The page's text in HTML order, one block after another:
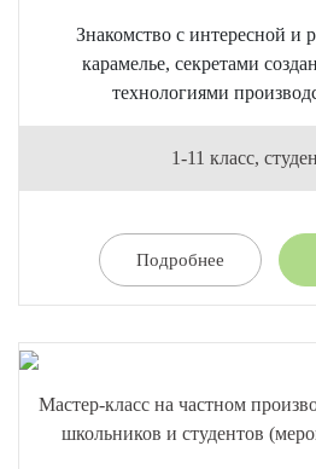
Знакомство с интересной и
карамелье, секретами
технологиями
1-11 класс,
Подробнее
Мастер-класс на частном
школьников и студентов